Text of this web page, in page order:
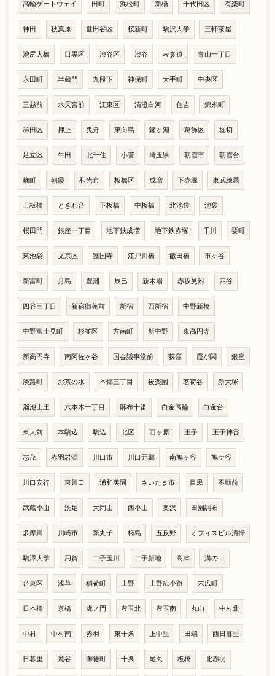
高輪ゲートウェイ 田町 浜松町 新橋 千代田区 有楽町
神田 秋葉原 世田谷区 桜新町 駒沢大学 三軒茶屋
池尻大橋 目黒区 渋谷区 渋谷 表参道 青山一丁目
永田町 半蔵門 九段下 神保町 大手町 中央区
三越前 水天宮前 江東区 清澄白河 住吉 錦糸町
墨田区 押上 曳舟 東向島 鐘ヶ淵 葛飾区 堀切
足立区 牛田 北千住 小菅 埼玉県 朝霞市 朝霞台
麹町 朝霞 和光市 板橋区 成増 下赤塚 東武練馬
上板橋 ときわ台 下板橋 中板橋 北池袋 池袋
桜田門 銀座一丁目 地下鉄成増 地下鉄赤塚 千川 要町
東池袋 文京区 護国寺 江戸川橋 飯田橋 市ヶ谷
新富町 月島 豊洲 辰巳 新木場 赤坂見附 四谷
四谷三丁目 新宿御苑前 新宿 西新宿 中野新橋
中野富士見町 杉並区 方南町 新中野 東高円寺
新高円寺 南阿佐ヶ谷 国会議事堂前 荻窪 霞が関 銀座
淡路町 お茶の水 本郷三丁目 後楽園 茗荷谷 新大塚
溜池山王 六本木一丁目 麻布十番 白金高輪 白金台
東大前 本駒込 駒込 北区 西ヶ原 王子 王子神谷
志茂 赤羽岩淵 川口市 川口元郷 南鳩ヶ谷 鳩ケ谷
川口安行 東川口 浦和美園 さいたま市 目黒 不動前
武蔵小山 洗足 大岡山 西小山 奥沢 田園調布
多摩川 川崎市 新丸子 梅島 五反野 オフィスビル清掃
駒澤大学 用賀 二子玉川 二子新地 高津 溝の口
台東区 浅草 稲荷町 上野 上野広小路 末広町
日本橋 京橋 虎ノ門 豊玉北 豊玉南 丸山 中村北
中村 中村南 赤羽 東十条 上中里 田端 西日暮里
日暮里 鶯谷 御徒町 十条 尾久 板橋 北赤羽